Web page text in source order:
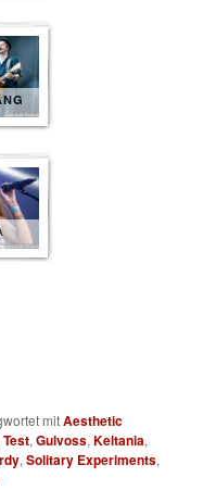
mitAesthetic
,Gulvoss,Keltania,
,Solitary Experiments,